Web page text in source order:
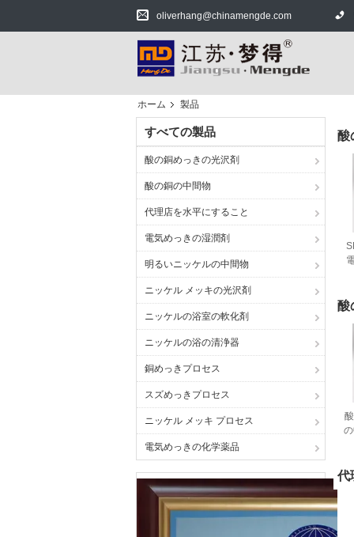
oliverhang@chinamengde.com
ホーム 製品
すべての製品
酸の銅めっきの光沢剤
酸の銅の中間物
代理店を水平にすること
電気めっきの湿潤剤
明るいニッケルの中間物
ニッケル メッキの光沢剤
ニッケルの浴室の軟化剤
ニッケルの浴の清浄器
銅めっきプロセス
スズめっきプロセス
ニッケル メッキ プロセス
電気めっきの化学薬品
酸
酸
代